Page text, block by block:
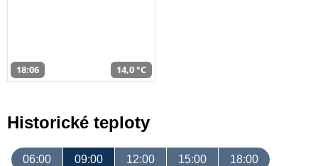
18:06 14,0 °C
Historické teploty
06:00 09:00 12:00 15:00 18:00